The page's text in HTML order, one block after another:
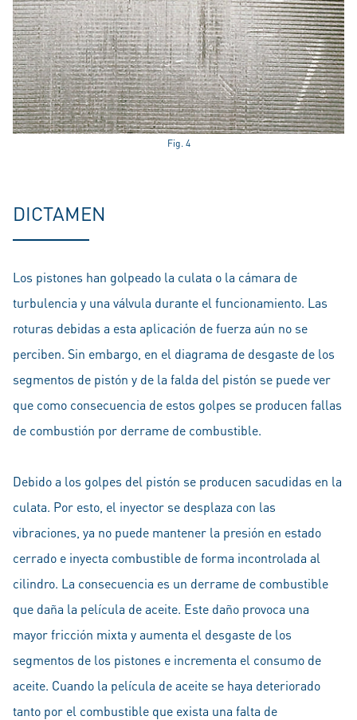
Fig. 4
DICTAMEN
Los pistones han golpeado la culata o la cámara de
turbulencia y una válvula durante el funcionamiento. Las
roturas debidas a esta aplicación de fuerza aún no se
perciben. Sin embargo, en el diagrama de desgaste de los
segmentos de pistón y de la falda del pistón se puede ver
que como consecuencia de estos golpes se producen fallas
de combustión por derrame de combustible.
Debido a los golpes del pistón se producen sacudidas en la
culata. Por esto, el inyector se desplaza con las
vibraciones, ya no puede mantener la presión en estado
cerrado e inyecta combustible de forma incontrolada al
cilindro. La consecuencia es un derrame de combustible
que daña la película de aceite. Este daño provoca una
mayor fricción mixta y aumenta el desgaste de los
segmentos de los pistones e incrementa el consumo de
aceite. Cuando la película de aceite se haya deteriorado
tanto por el combustible que exista una falta de